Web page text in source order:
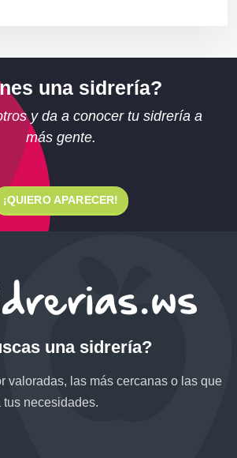
una sidrería?
y da a conocer tu sidrería a
más gente.
¡QUIERO APARECER!
una sidrería?
valoradas, las más cercanas o las que
tus necesidades.